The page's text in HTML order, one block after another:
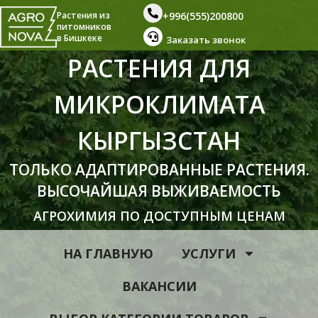
Растения из
питомников
в Бишкеке
+996(555)200800
Заказать звонок
РАСТЕНИЯ ДЛЯ
МИКРОКЛИМАТА
КЫРГЫЗСТАН
ТОЛЬКО АДАПТИРОВАННЫЕ РАСТЕНИЯ.
ВЫСОЧАЙШАЯ ВЫЖИВАЕМОСТЬ
АГРОХИМИЯ ПО ДОСТУПНЫМ ЦЕНАМ
НА ГЛАВНУЮ
УСЛУГИ
ВАКАНСИИ